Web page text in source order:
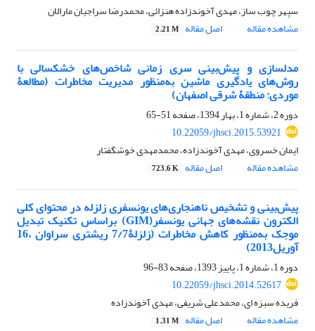
سپهر چوب ساز، مهدی آخوندزاده هنزائی، محمدرضا سراجیان مارالان
مشاهده مقاله
اصل مقاله 2.21 M
مدلسازی و پیش‌بینی سری زمانی شاخص‌های خشکسالی با
روش‌های یادگیری ماشین به‌منظور مدیریت مخاطرات (مطالعۀ
موردی: منطقۀ شرقی اصفهان)
دوره 2، شماره 1، بهار 1394، صفحه
51-65
10.22059/jhsci.2015.53921
ایمان خسروی، مهدی آخوندزاده، محمدمهدی خوشگفتار
مشاهده مقاله
اصل مقاله 723.6 K
پیش‌بینی و تشخیص ناهنجاری‌های یونسفری زلزله در محتوای کلی
الکترون نقشه‌های جهانی یونسفر(GIM) براساس تکنیک تبدیل
موجک به‌منظور کاهش مخاطرات (زلزلۀ7/7 ریشتری سراوان ،16
آوریل2013)
دوره 1، شماره 1، پاییز 1393، صفحه
83-96
10.22059/jhsci.2014.52617
فریده سبزه ای، محمدعلی شریفی، مهدی آخوندزاده
مشاهده مقاله
اصل مقاله 1.31 M